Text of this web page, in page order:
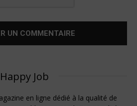
Job
en ligne dédié à la qualité de